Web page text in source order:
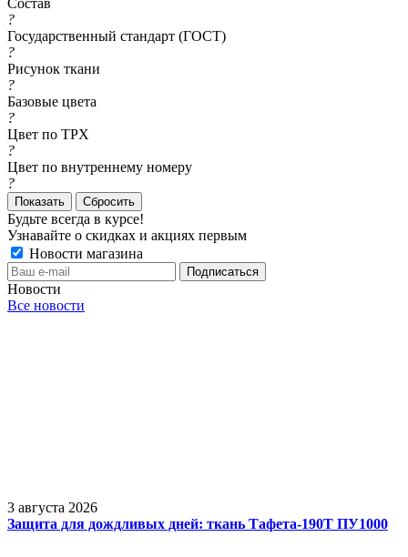
Состав
?
Государственный стандарт (ГОСТ)
?
Рисунок ткани
?
Базовые цвета
?
Цвет по TPX
?
Цвет по внутреннему номеру
?
Сбросить
Будьте всегда в курсе!
Узнавайте о скидках и акциях первым
Новости магазина
Новости
Все новости
3 августа 2026
Защита для дождливых дней: ткань Тафета-190Т ПУ1000